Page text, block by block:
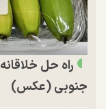
راه حل
جنوبی (عکس)